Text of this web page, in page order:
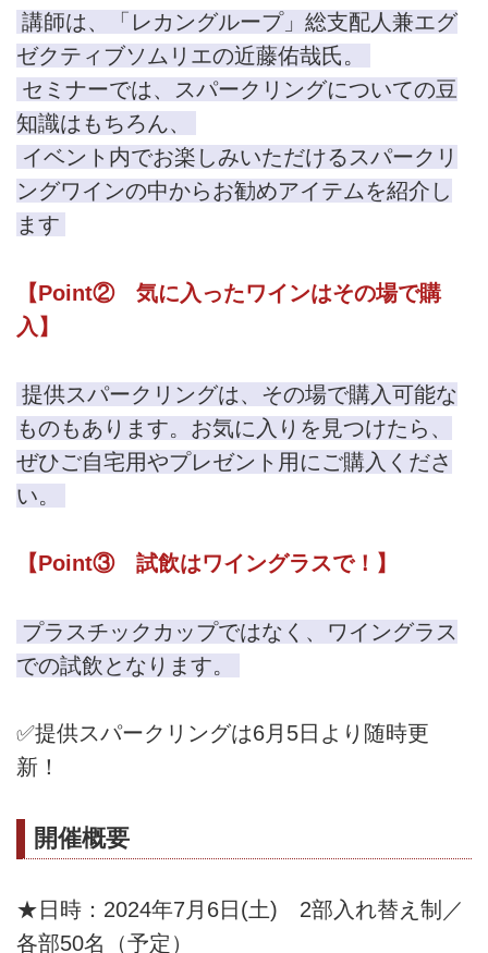
ぱちぱちと弾ける音は、気分を...
powered by Peatix : More than a
ticket.
講師は、「レカングループ」総支配人兼エグ
ゼクティブソムリエの近藤佑哉氏。
セミナーでは、スパークリングについての豆
知識はもちろん、
イベント内でお楽しみいただけるスパークリ
ングワインの中からお勧めアイテムを紹介し
ます
【Point② 気に入ったワインはその場で購
入】
提供スパークリングは、その場で購入可能な
ものもあります。お気に入りを見つけたら、
ぜひご自宅用やプレゼント用にご購入くださ
い。
【Point③ 試飲はワイングラスで！】
プラスチックカップではなく、ワイングラス
での試飲となります。
✅提供スパークリングは6月5日より随時更
新！
開催概要
★日時：2024年7月6日(土) 2部入れ替え制／
各部50名（予定）